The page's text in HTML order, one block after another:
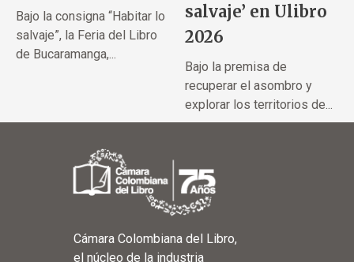
Bajo la consigna “Habitar lo
salvaje”, la Feria del Libro
de Bucaramanga,...
salvaje’ en Ulibro
2026
Bajo la premisa de
recuperar el asombro y
explorar los territorios de...
Cámara Colombiana del Libro,
el núcleo de la industria